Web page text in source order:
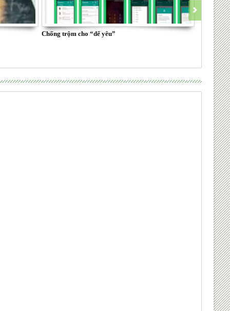
Chống trộm cho “dế yêu”
Không